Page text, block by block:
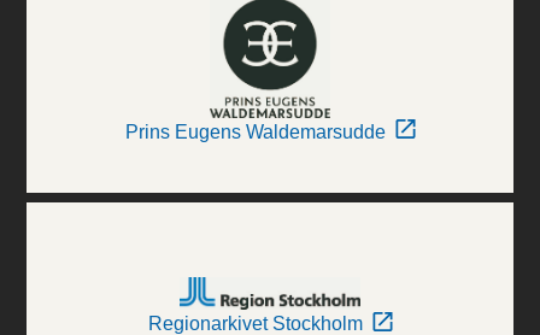
Prins Eugens Waldemarsudde
Regionarkivet Stockholm